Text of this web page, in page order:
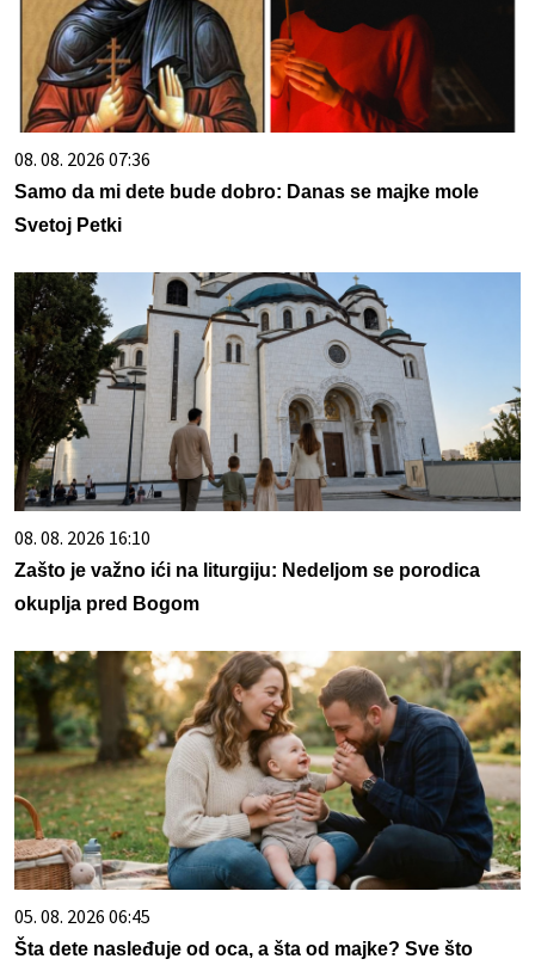
08. 08. 2026 07:36
Samo da mi dete bude dobro: Danas se majke mole
Svetoj Petki
08. 08. 2026 16:10
Zašto je važno ići na liturgiju: Nedeljom se porodica
okuplja pred Bogom
05. 08. 2026 06:45
Šta dete nasleđuje od oca, a šta od majke? Sve što